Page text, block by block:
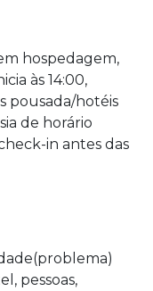
hospedagem,
às 14:00,
pousada/hotéis
de horário
in antes das
pessoas,